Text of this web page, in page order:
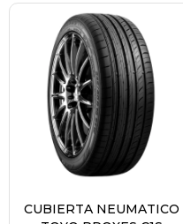
CUBIERTA NEUMATICO